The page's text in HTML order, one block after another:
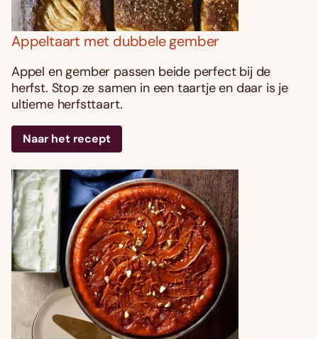
Appeltaart met dubbele gember
Appel en gember passen beide perfect bij de
herfst. Stop ze samen in een taartje en daar is je
ultieme herfsttaart.
Naar het recept